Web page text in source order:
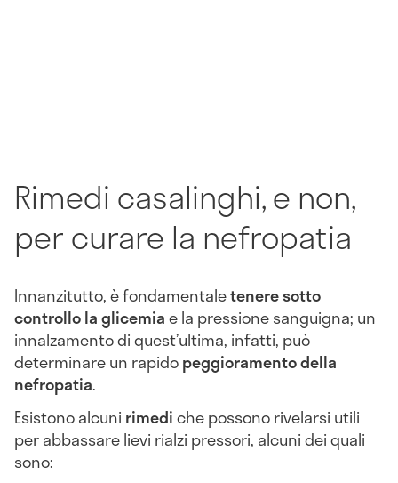
Rimedi casalinghi, e non,
per curare la nefropatia
Innanzitutto, è fondamentaletenere sotto
controllo la glicemiae la pressione sanguigna; un
innalzamento di quest’ultima, infatti, può
determinare un rapidopeggioramento della
nefropatia.
Esistono alcuni rimediche possono rivelarsi utili
per abbassare lievi rialzi pressori, alcuni dei quali
sono: